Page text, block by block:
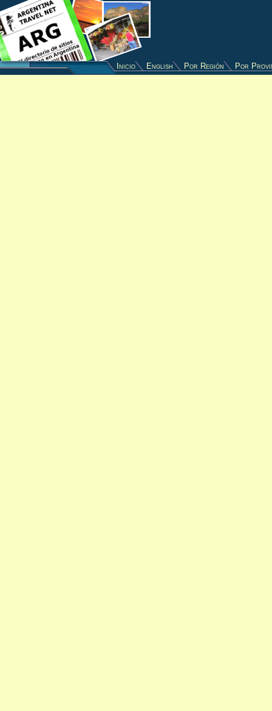
Inicio English Por Región Por